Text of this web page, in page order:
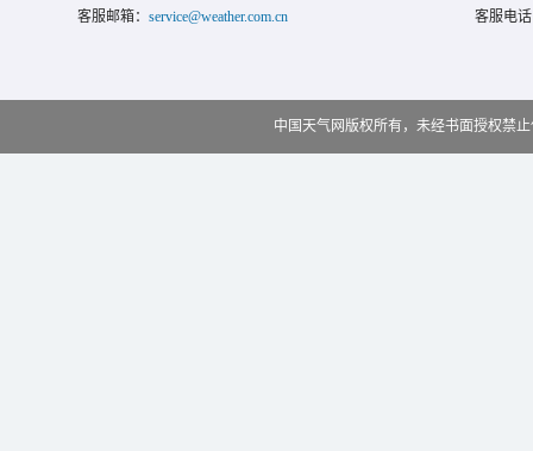
客服邮箱： service@weather.com.cn 客服电
中国天气网版权所有，未经书面授权